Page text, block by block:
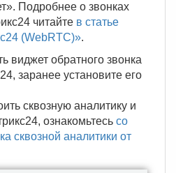
Подробнее о звонках
читайте в статье
(WebRTC)».
виджет обратного звонка
заранее установите его
сквозную аналитику и
ознакомьтесь со
сквозной аналитики от